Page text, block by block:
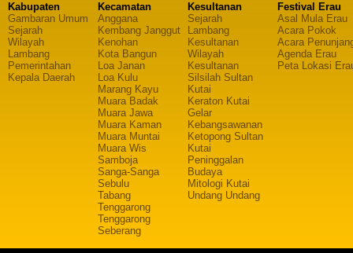
Kabupaten
Gambaran Umum
Sejarah
Wilayah
Lambang
Pemerintahan
Kepala Daerah
Kecamatan
Anggana
Kembang Janggut
Kenohan
Kota Bangun
Loa Janan
Loa Kulu
Marang Kayu
Muara Badak
Muara Jawa
Muara Kaman
Muara Muntai
Muara Wis
Samboja
Sanga-Sanga
Sebulu
Tabang
Tenggarong
Tenggarong
Seberang
Kesultanan
Sejarah
Lambang
Kesultanan
Wilayah
Kesultanan
Silsilah Sultan
Kutai
Keraton Kutai
Gelar
Kebangsawanan
Ketopong Sultan
Kutai
Peninggalan
Budaya
Mitologi Kutai
Undang Undang
Festival Erau
Asal Mula Erau
Acara Pokok
Acara
Agenda Erau
Peta Lokasi